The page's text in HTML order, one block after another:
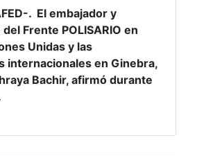
. El embajador y
Frente POLISARIO en
Unidas y las
internacionales en Ginebra,
Bachir, afirmó durante